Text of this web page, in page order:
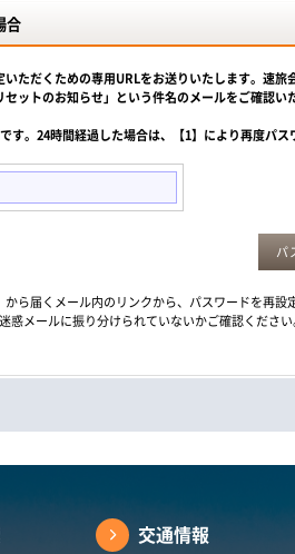
合
いただくための専用URLをお送りいたします。速
セットのお知らせ」という件名のメールをご確認
す。24時間経過した場合は、【1】により再度パス
パ
ら届くメール内のリンクから、パスワードを再設
メールに振り分けられていないかご確認ください
交通情報